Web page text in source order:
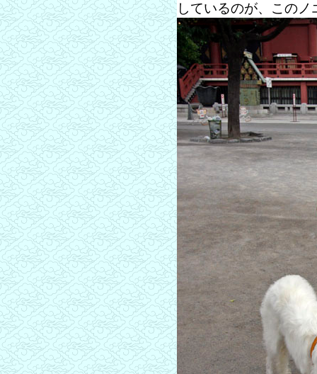
しているのが、このノ